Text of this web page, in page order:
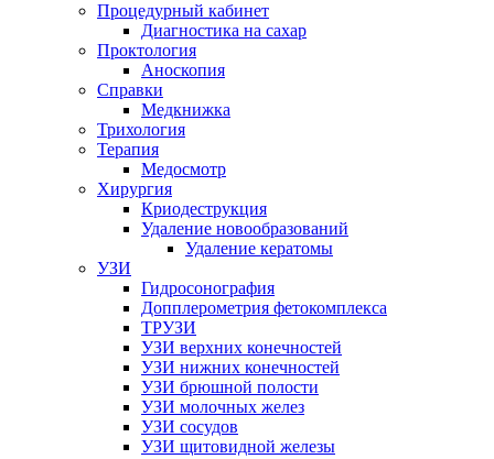
Процедурный кабинет
Диагностика на сахар
Проктология
Аноскопия
Справки
Медкнижка
Трихология
Терапия
Медосмотр
Хирургия
Криодеструкция
Удаление новообразований
Удаление кератомы
УЗИ
Гидросонография
Допплерометрия фетокомплекса
ТРУЗИ
УЗИ верхних конечностей
УЗИ нижних конечностей
УЗИ брюшной полости
УЗИ молочных желез
УЗИ сосудов
УЗИ щитовидной железы